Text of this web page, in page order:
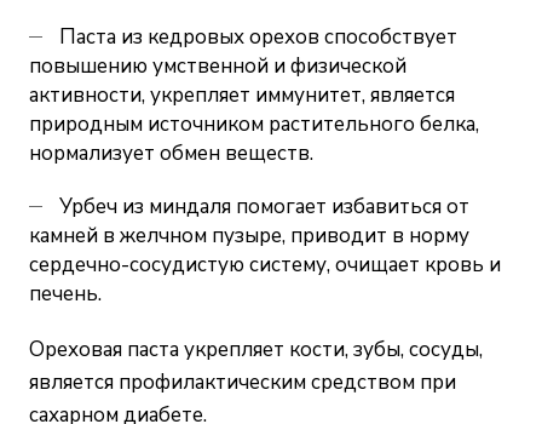
Паста из кедровых орехов способствует
повышению умственной и физической
активности, укрепляет иммунитет, является
природным источником растительного белка,
нормализует обмен веществ.
Урбеч из миндаля помогает избавиться от
камней в желчном пузыре, приводит в норму
сердечно-сосудистую систему, очищает кровь и
печень.
Ореховая паста укрепляет кости, зубы, сосуды,
является профилактическим средством при
сахарном диабете.